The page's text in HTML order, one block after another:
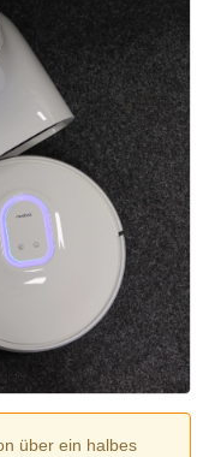
über ein halbes